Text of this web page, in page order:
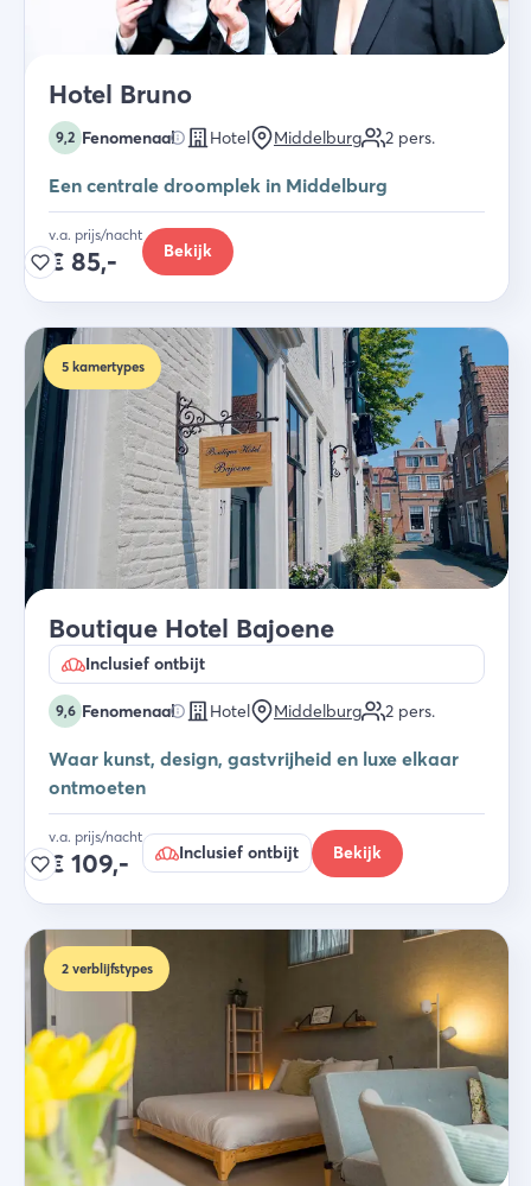
Hotel Bruno
9,2 Fenomenaal Hotel Middelburg 2 pers.
Een centrale droomplek in Middelburg
v.a. prijs/nacht
€ 85,- Bekijk
5 kamertypes
Boutique Hotel Bajoene
Inclusief ontbijt
9,6 Fenomenaal Hotel Middelburg 2 pers.
Waar kunst, design, gastvrijheid en luxe elkaar
ontmoeten
v.a. prijs/nacht
€ 109,- Inclusief ontbijt Bekijk
2 verblijfstypes